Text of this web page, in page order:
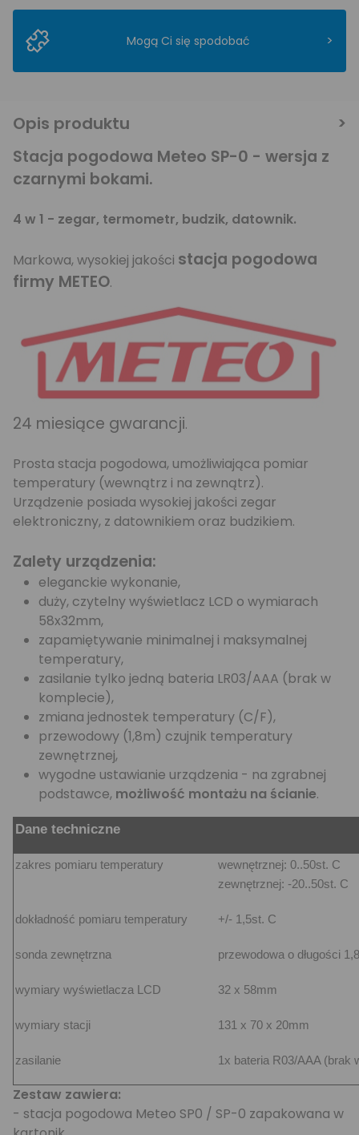
Mogą Ci się spodobać >
Opis produktu
Stacja pogodowa Meteo SP-0 - wersja z
czarnymi bokami.
4 w 1 - zegar, termometr, budzik, datownik.
Markowa, wysokiej jakości stacja pogodowa
firmy METEO.
24 miesiące gwarancji.
Prosta stacja pogodowa, umożliwiająca pomiar
temperatury (wewnątrz i na zewnątrz).
Urządzenie posiada wysokiej jakości zegar
elektroniczny, z datownikiem oraz budzikiem.
Zalety urządzenia:
eleganckie wykonanie,
duży, czytelny wyświetlacz LCD o wymiarach
58x32mm,
zapamiętywanie minimalnej i maksymalnej
temperatury,
zasilanie tylko jedną bateria LR03/AAA (brak w
komplecie),
zmiana jednostek temperatury (C/F),
przewodowy (1,8m) czujnik temperatury
zewnętrznej,
wygodne ustawianie urządzenia - na zgrabnej
podstawce, możliwość montażu na ścianie.
Dane techniczne
zakres pomiaru temperatury
wewnętrznej: 0..50st. C
zewnętrznej: -20..50st. C
dokładność pomiaru temperatury +/- 1,5st. C
sonda zewnętrzna przewodowa o długości
wymiary wyświetlacza LCD 32 x 58mm
wymiary stacji 131 x 70 x 20mm
zasilanie 1x bateria R03/AAA (brak
Zestaw zawiera:
- stacja pogodowa Meteo SP0 / SP-0 zapakowana w